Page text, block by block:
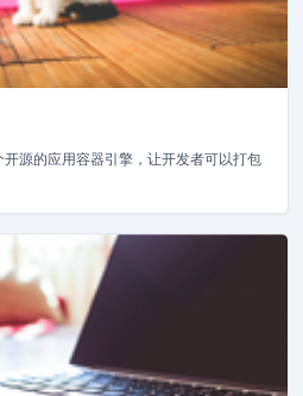
源的应用容器引擎，让开发者可以打包